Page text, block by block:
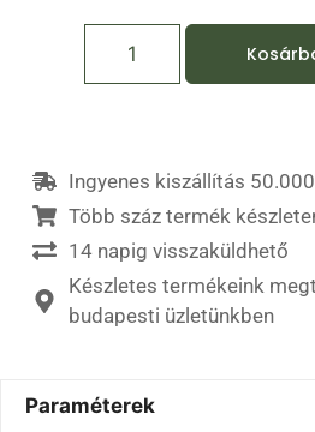
Ingyenes kiszállítás
Több száz termék
14 napig visszaküldhető
Készletes termékeink
budapesti üzletünkben
Paraméterek